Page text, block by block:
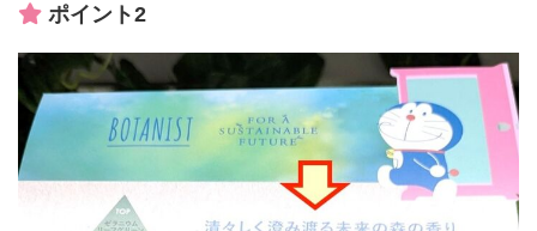
ポイント2